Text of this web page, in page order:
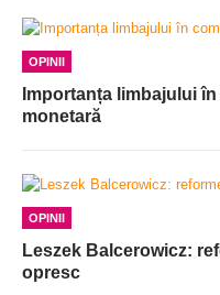
OPINII
Importanța limbajului
monetară
OPINII
Leszek Balcerowicz:
opresc